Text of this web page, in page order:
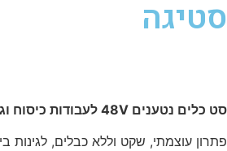
סטיגה
סט כלים נטענים 48V לעבודות כיסוח וגיזום בגינה.
פתרון עוצמתי, שקט וללא כבלים, לגינות